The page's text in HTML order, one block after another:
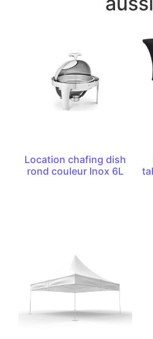
Location chafing dish
rond couleur Inox 6L